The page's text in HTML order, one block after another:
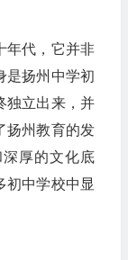
年代，它并非
是扬州中学初
独立出来，并
扬州教育的发
厚的文化底
初中学校中显